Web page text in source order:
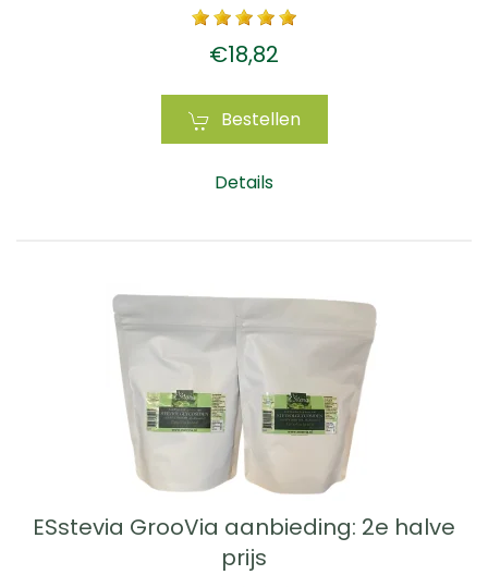
€18,82
Bestellen
Details
ESstevia GrooVia aanbieding: 2e halve
prijs